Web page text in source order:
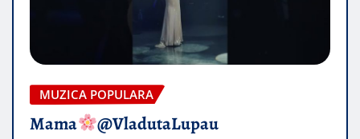
MUZICA POPULARA
Mama @VladutaLupau